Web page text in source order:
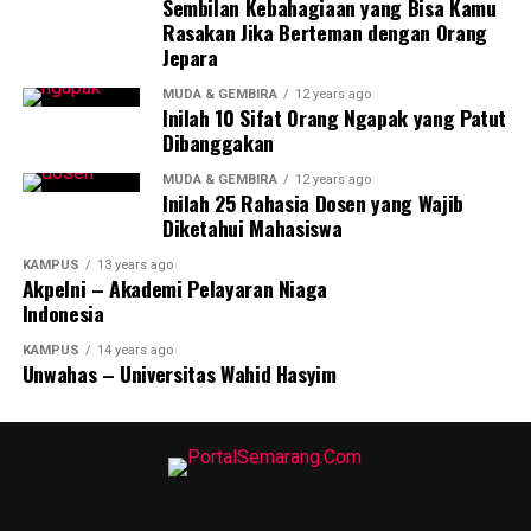
Acara diakhiri dengan pemberian tumbler kepada
seluruh warga FE dengan harapan mengurangi
penggunaan air kemasan satu kali pakai.
Sebagai universitas Konservasi, selama ini Unnes
memberikan perhatian serius terhadap teta kelola
sampah. Selain mengembangkan teknologi pengolahan
pemanen hujan dan panel surya untuk kebutuhan
tertentu.
RELATED TOPICS:
Tahun Ajaran Baru, Unnes Ajarkan Mata Kuliah Literasi
Sembilan Kebahagiaan yang Bisa Kamu
Rasakan Jika Berteman dengan Orang
Jepara
MUDA & GEMBIRA 12 years ago
Inilah 10 Sifat Orang Ngapak yang Patut
Dibanggakan
MUDA & GEMBIRA 12 years ago
Inilah 25 Rahasia Dosen yang Wajib
Diketahui Mahasiswa
KAMPUS 13 years ago
Akpelni – Akademi Pelayaran Niaga
Indonesia
KAMPUS 14 years ago
Unwahas – Universitas Wahid Hasyim